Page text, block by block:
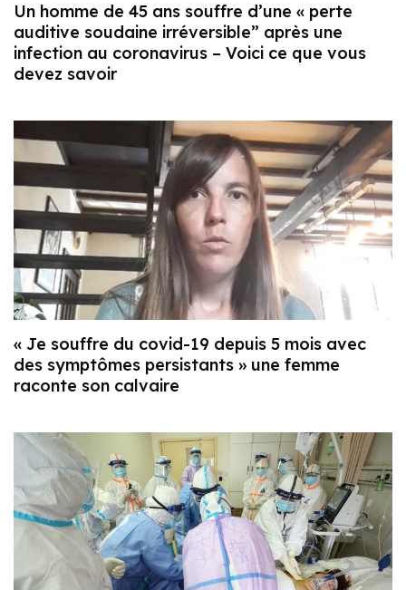
Un homme de 45 ans souffre d’une « perte
auditive soudaine irréversible” après une
infection au coronavirus – Voici ce que vous
devez savoir
« Je souffre du covid-19 depuis 5 mois avec
des symptômes persistants » une femme
raconte son calvaire